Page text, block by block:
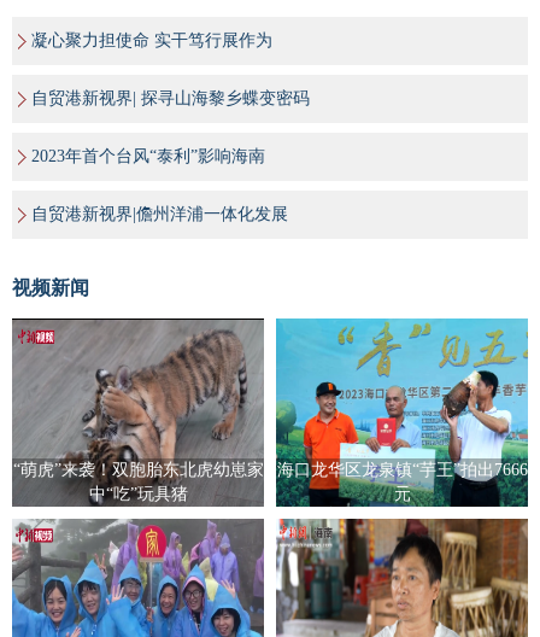
凝心聚力担使命 实干笃行展作为
自贸港新视界| 探寻山海黎乡蝶变密码
2023年首个台风“泰利”影响海南
自贸港新视界|儋州洋浦一体化发展
视频新闻
“萌虎”来袭！双胞胎东北虎幼崽家
中“吃”玩具猪
海口龙华区龙泉镇“芋王”拍出7666
元